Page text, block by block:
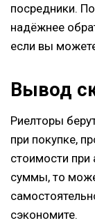
посредники.
надёжнее
если вы
Вывод
Риелторы
при покупке,
стоимости при
суммы, то
сэкономите.